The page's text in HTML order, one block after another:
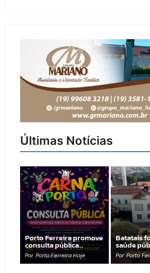
Últimas Notícias
Porto Ferreira promove
consulta pública…
Por Porto Ferreira Hoje
Batatais
saúde
Por Porto